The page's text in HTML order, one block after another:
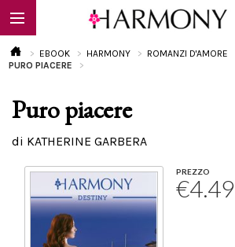
EBOOK
Calendario
EBOOK HARMONY ROMANZI D'AMORE
PURO PIACERE
Puro piacere
di KATHERINE GARBERA
PREZZO
€4.49